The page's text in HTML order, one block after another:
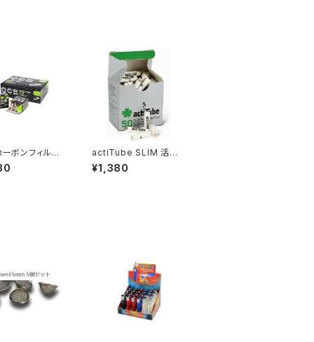
ボンフィルタ
actiTube SLIM 活性
炭フルター(50本入り)
６ｍｍ
¥1,380